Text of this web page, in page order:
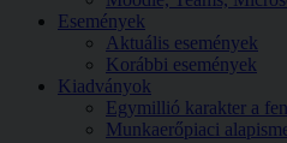
Események
Aktuális események
Korábbi események
Kiadványok
Egymillió karakter a
Munkaerőpiaci